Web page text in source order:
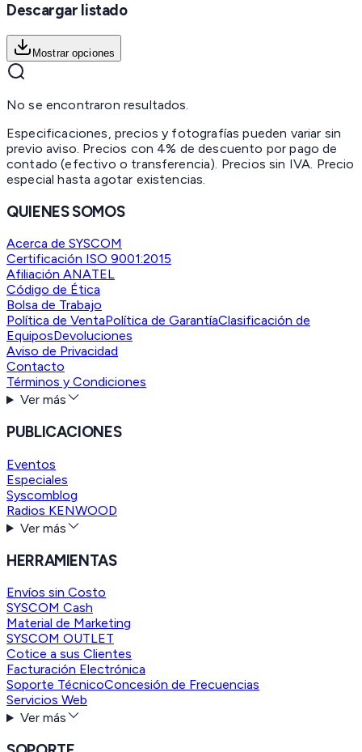
Descargar listado
Mostrar opciones
No se encontraron resultados.
Especificaciones, precios y fotografías pueden variar sin
previo aviso. Precios con 4% de descuento por pago de
contado (efectivo o transferencia). Precios sin IVA. Precio
especial hasta agotar existencias.
QUIENES SOMOS
Acerca de SYSCOM
Certificación ISO 9001:2015
Afiliación ANATEL
Código de Ética
Bolsa de Trabajo
Política de VentaPolítica de GarantíaClasificación de
EquiposDevoluciones
Aviso de Privacidad
Contacto
Términos y Condiciones
Ver más
PUBLICACIONES
Eventos
Especiales
Syscomblog
Radios KENWOOD
Ver más
HERRAMIENTAS
Envíos sin Costo
SYSCOM Cash
Material de Marketing
SYSCOM OUTLET
Cotice a sus Clientes
Facturación Electrónica
Soporte TécnicoConcesión de Frecuencias
Servicios Web
Ver más